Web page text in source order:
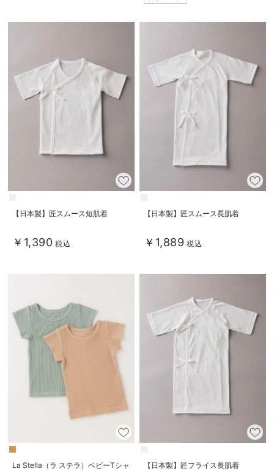
【日本製】匠スムース短肌着
￥1,390 税込
【日本製】匠スムース長肌着
￥1,889 税込
La Stella（ラ ステラ）ベビーTシャ
【日本製】匠フライス長肌着